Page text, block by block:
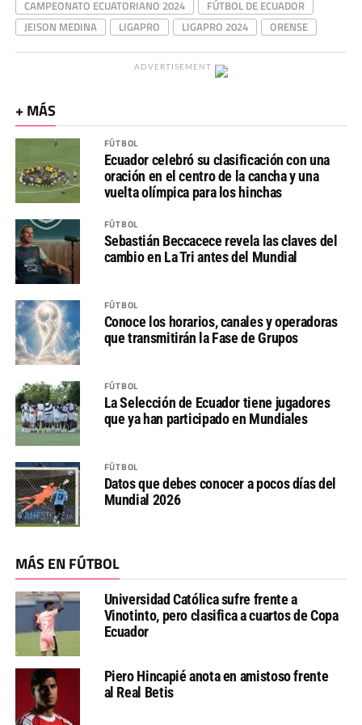
CAMPEONATO ECUATORIANO 2024
FÚTBOL DE ECUADOR
JEISON MEDINA
LIGAPRO LIGAPRO 2024 ORENSE
ADVERTISEMENT
+ MÁS
FÚTBOL
Ecuador celebró su clasificación con una
oración en el centro de la cancha y una
vuelta olímpica para los hinchas
FÚTBOL
Sebastián Beccacece revela las claves del
cambio en La Tri antes del Mundial
FÚTBOL
Conoce los horarios, canales y operadoras
que transmitirán la Fase de Grupos
FÚTBOL
La Selección de Ecuador tiene jugadores
que ya han participado en Mundiales
FÚTBOL
Datos que debes conocer a pocos días del
Mundial 2026
MÁS EN FÚTBOL
Universidad Católica sufre frente a
Vinotinto, pero clasifica a cuartos de Copa
Ecuador
Piero Hincapié anota en amistoso frente
al Real Betis